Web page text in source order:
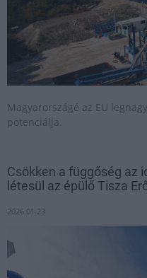
Magyarországé az EU
potenciálja.
Csökken a függőség az
létesül az épülő Tisza
2026.01.23